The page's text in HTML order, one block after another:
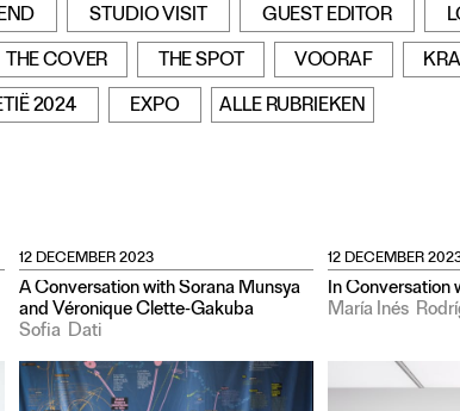
STUDIO VISIT GUEST EDITOR
THE COVER THE SPOT VOORAF
2024 EXPO ALLE RUBRIEKEN
12 DECEMBER 2023
A Conversation with Sorana Munsya
and Véronique Clette‑Gakuba
Sofia Dati
12 DECEMBER
In Conversation
María Inés